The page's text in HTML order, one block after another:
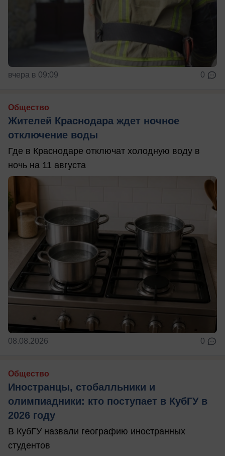
вчера в 09:09 0
Общество
Жителей Краснодара ждет ночное
отключение воды
Где в Краснодаре отключат холодную воду в
ночь на 11 августа
08.08.2026 0
Общество
Иностранцы, стобалльники и
олимпиадники: кто поступает в КубГУ в
2026 году
В КубГУ назвали географию иностранных
студентов